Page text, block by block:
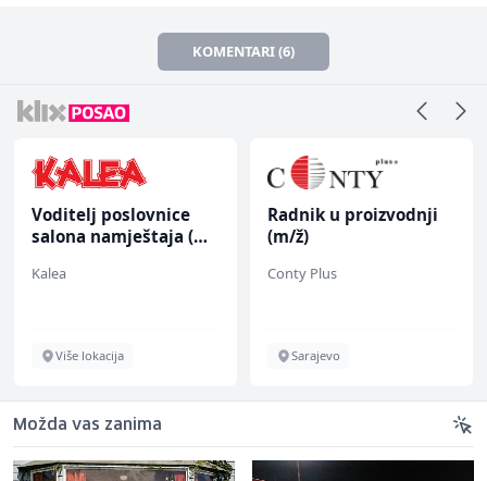
KOMENTARI (6)
Voditelj poslovnice
salona namještaja (m/
Kalea
Više lokacija
Radnik u proizvodnji
(m/ž)
Conty Plus
Sarajevo
Možda vas zanima